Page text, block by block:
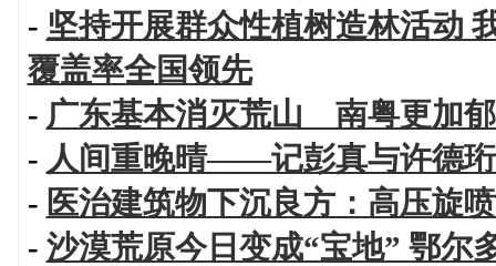
- 坚持开展群众性植树造林活动
覆盖率全国领先
- 广东基本消灭荒山 南粤更加
- 人间重晚晴——记彭真与许德
- 医治建筑物下沉良方：高压旋
- 沙漠荒原今日变成“宝地” 鄂尔